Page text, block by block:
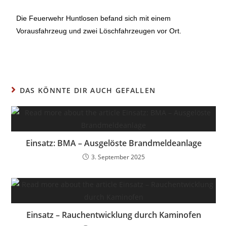
Die Feuerwehr Huntlosen befand sich mit einem
Vorausfahrzeug und zwei Löschfahrzeugen vor Ort.
DAS KÖNNTE DIR AUCH GEFALLEN
Einsatz: BMA – Ausgelöste Brandmeldeanlage
3. September 2025
Einsatz – Rauchentwicklung durch Kaminofen